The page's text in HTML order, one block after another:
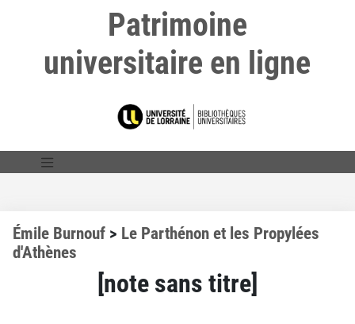
Patrimoine
universitaire en ligne
Émile Burnouf > Le Parthénon et les Propylées
d'Athènes
[note sans titre]